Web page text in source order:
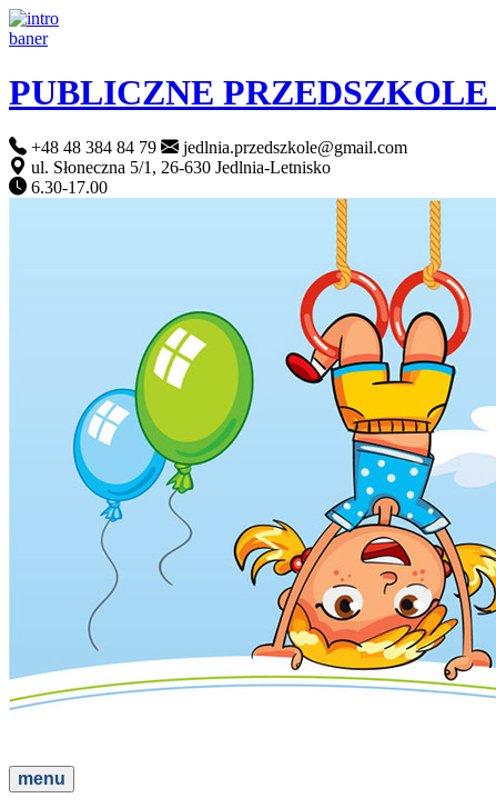
PUBLICZNE PRZEDSZKOLE
+48 48 384 84 79
jedlnia.przedszkole@gmail.com
ul. Słoneczna 5/1, 26-630 Jedlnia-Letnisko
6.30-17.00
menu